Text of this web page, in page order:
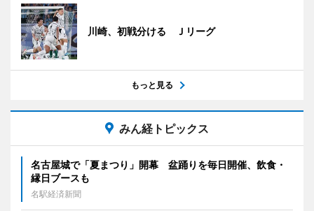
川崎、初戦分ける Ｊリーグ
もっと見る
みん経トピックス
名古屋城で「夏まつり」開幕 盆踊りを毎日開催、飲食・
縁日ブースも
名駅経済新聞